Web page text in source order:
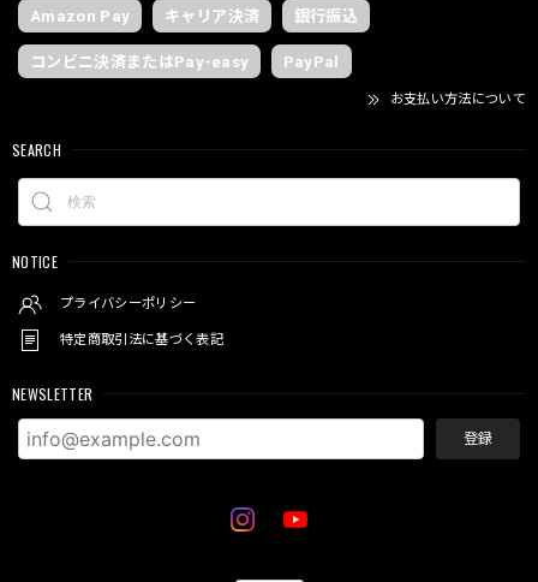
Amazon Pay キャリア決済 銀行振込
コンビニ決済またはPay-easy PayPal
お支払い方法について
SEARCH
NOTICE
プライバシーポリシー
特定商取引法に基づく表記
NEWSLETTER
登録